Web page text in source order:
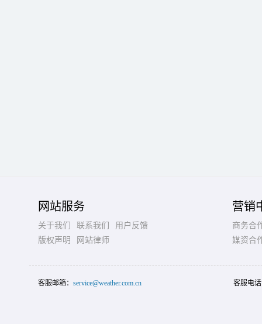
网站服务
关于我们 联系我们
用户反馈
版权声明
网站律师
营销
商务合
媒资合
客服邮箱： service@weather.com.cn 客服电